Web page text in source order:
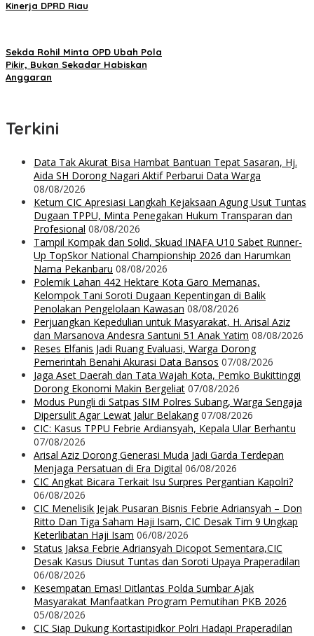
Kinerja DPRD Riau
Sekda Rohil Minta OPD Ubah Pola
Pikir, Bukan Sekadar Habiskan
Anggaran
Terkini
Data Tak Akurat Bisa Hambat Bantuan Tepat Sasaran, Hj.
Aida SH Dorong Nagari Aktif Perbarui Data Warga
08/08/2026
Ketum CIC Apresiasi Langkah Kejaksaan Agung Usut Tuntas
Dugaan TPPU, Minta Penegakan Hukum Transparan dan
Profesional 08/08/2026
Tampil Kompak dan Solid, Skuad INAFA U10 Sabet Runner-
Up TopSkor National Championship 2026 dan Harumkan
Nama Pekanbaru 08/08/2026
Polemik Lahan 442 Hektare Kota Garo Memanas,
Kelompok Tani Soroti Dugaan Kepentingan di Balik
Penolakan Pengelolaan Kawasan 08/08/2026
Perjuangkan Kepedulian untuk Masyarakat, H. Arisal Aziz
dan Marsanova Andesra Santuni 51 Anak Yatim 08/08/2026
Reses Elfanis Jadi Ruang Evaluasi, Warga Dorong
Pemerintah Benahi Akurasi Data Bansos 07/08/2026
Jaga Aset Daerah dan Tata Wajah Kota, Pemko Bukittinggi
Dorong Ekonomi Makin Bergeliat 07/08/2026
Modus Pungli di Satpas SIM Polres Subang, Warga Sengaja
Dipersulit Agar Lewat Jalur Belakang 07/08/2026
CIC: Kasus TPPU Febrie Ardiansyah, Kepala Ular Berhantu
07/08/2026
Arisal Aziz Dorong Generasi Muda Jadi Garda Terdepan
Menjaga Persatuan di Era Digital 06/08/2026
CIC Angkat Bicara Terkait Isu Surpres Pergantian Kapolri?
06/08/2026
CIC Menelisik Jejak Pusaran Bisnis Febrie Adriansyah – Don
Ritto Dan Tiga Saham Haji Isam, CIC Desak Tim 9 Ungkap
Keterlibatan Haji Isam 06/08/2026
Status Jaksa Febrie Adriansyah Dicopot Sementara,CIC
Desak Kasus Diusut Tuntas dan Soroti Upaya Praperadilan
06/08/2026
Kesempatan Emas! Ditlantas Polda Sumbar Ajak
Masyarakat Manfaatkan Program Pemutihan PKB 2026
05/08/2026
CIC Siap Dukung Kortastipidkor Polri Hadapi Praperadilan